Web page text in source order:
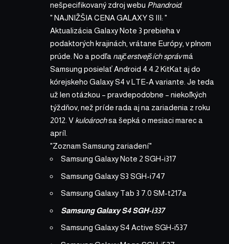
nešpecifikovaný zdroj webu Phandroid.
NAJNIŽŠIA CENA GALAXY S III:
Aktualizácia Galaxy Note 3 prebieha v
podaktorých krajinách, vrátane Európy, v plnom
prúde. No a podľa najčerstvejších správmá
Samsung posielať Android 4.4.2 KitKat aj do
kórejskeho Galaxy S4 v LTE-A variante. Je teda
už len otázkou – pravdepodobne – niekoľkých
týždňov, než príde rada aj na zariadenia z roku
2012. V kuloárochsa šepká o mesiaci marec a
apríl.
Zoznam Samsung zariadení
Samsung Galaxy Note 2 SGH-i317
Samsung Galaxy S3 SGH-i747
Samsung Galaxy Tab 3 7.0 SM-t217a
Samsung Galaxy S4 SGH-i337
Samsung Galaxy S4 Active SGH-i537